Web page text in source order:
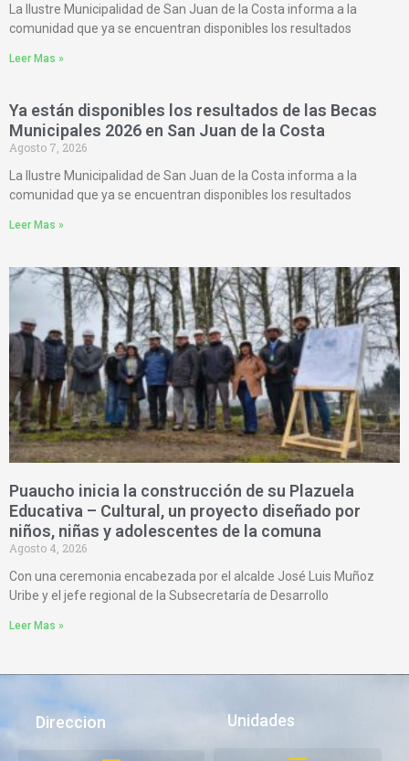
La Ilustre Municipalidad de San Juan de la Costa informa a la
comunidad que ya se encuentran disponibles los resultados
Leer Mas »
Ya están disponibles los resultados de las Becas
Municipales 2026 en San Juan de la Costa
Agosto 7, 2026
La Ilustre Municipalidad de San Juan de la Costa informa a la
comunidad que ya se encuentran disponibles los resultados
Leer Mas »
Puaucho inicia la construcción de su Plazuela
Educativa – Cultural, un proyecto diseñado por
niños, niñas y adolescentes de la comuna
Agosto 4, 2026
Con una ceremonia encabezada por el alcalde José Luis Muñoz
Uribe y el jefe regional de la Subsecretaría de Desarrollo
Leer Mas »
Direccion Unidades